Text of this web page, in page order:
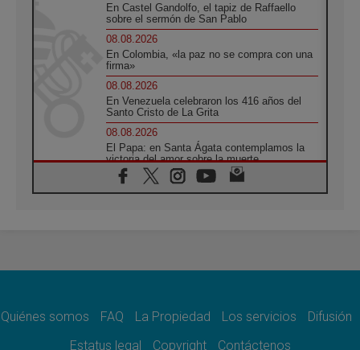
En Castel Gandolfo, el tapiz de Raffaello
sobre el sermón de San Pablo
08.08.2026
En Colombia, «la paz no se compra con una
firma»
08.08.2026
En Venezuela celebraron los 416 años del
Santo Cristo de La Grita
08.08.2026
El Papa: en Santa Ágata contemplamos la
victoria del amor sobre la muerte
08.08.2026
León XIV visitará el Santuario de la Madre
07.08.2026
07.08.2026
el compromiso del cristiano"
Quiénes somos FAQ La Propiedad Los servicios
Difusión
Estatus legal
Copyright Contáctenos